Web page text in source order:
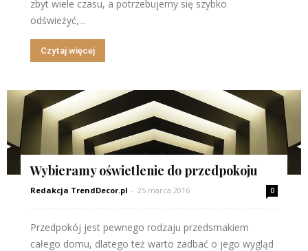
zbyt wiele czasu, a potrzebujemy się szybko
odświeżyć,...
Czytaj więcej
Wybieramy oświetlenie do przedpokoju
Redakcja TrendDecor.pl - 25 marca 2016 0
Przedpokój jest pewnego rodzaju przedsmakiem
całego domu, dlatego też warto zadbać o jego wygląd